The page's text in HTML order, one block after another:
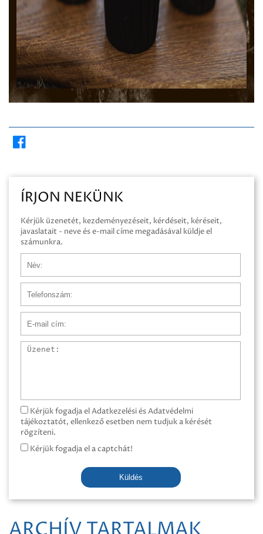
ÍRJON NEKÜNK
Kérjük üzenetét, kezdeményezéseit, kérdéseit, kéréseit,
javaslatait - neve és e-mail címe megadásával küldje el
számunkra.
Üzenet
Kérjük fogadja el Adatkezelési és Adatvédelmi
tájékoztatót, ellenkező esetben nem tudjuk a kérését
rögzíteni.
Kérjük fogadja el a captchát!
Küldés